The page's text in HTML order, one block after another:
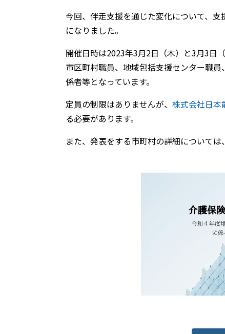
今回、伴走支援を通じた変化について、
になりました。
開催日時は2023年3月2日（木）と3月3日
市区町村職員、地域包括支援センター職
係者等となっています。
定員の制限はありませんが、 株式会社日本
る必要があります。
また、発表をする市町村の詳細については